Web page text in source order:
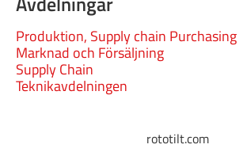
Produktion, Supply chain Purchasing
Marknad och Försäljning
Supply Chain
Teknikavdelningen
rototilt.com